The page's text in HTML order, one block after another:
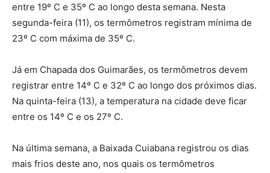
entre 19º C e 35º C ao longo desta semana. Nesta
segunda-feira (11), os termômetros registram mínima de
23º C com máxima de 35º C.
Já em Chapada dos Guimarães, os termômetros devem
registrar entre 14º C e 32º C ao longo dos próximos dias.
Na quinta-feira (13), a temperatura na cidade deve ficar
entre os 14º C e os 27º C.
Na última semana, a Baixada Cuiabana registrou os dias
mais frios deste ano, nos quais os termômetros